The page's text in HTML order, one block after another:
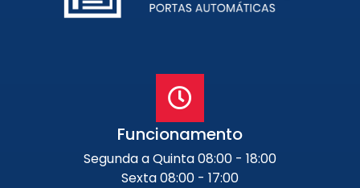
Funcionamento
Segunda a Quinta 08:00 - 18:00
Sexta 08:00 - 17:00